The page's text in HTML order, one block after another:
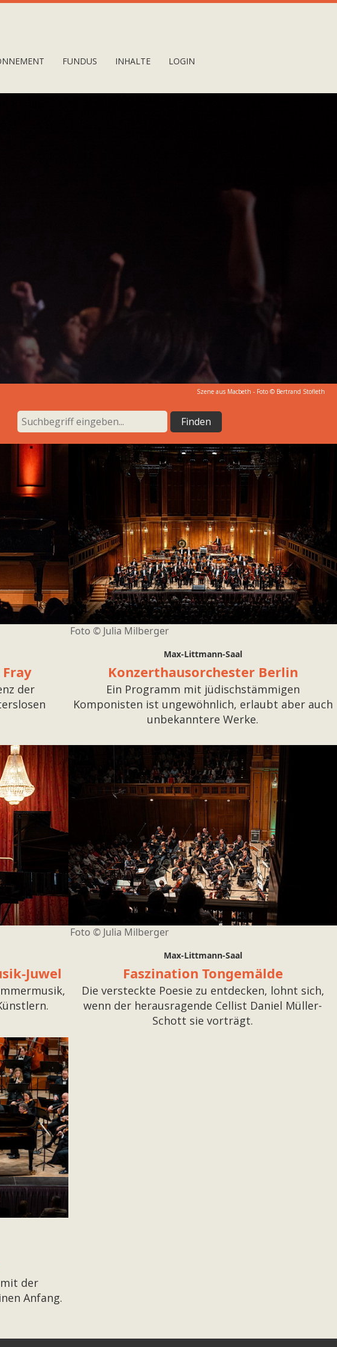
FUNDUS INHALTE LOGIN
Szene aus Macbeth - Foto © Bertrand Stofleth
der
Foto © Julia Milberger
Max-Littmann-Saal
Konzerthausorchester Berlin
Ein Programm mit jüdischstämmigen
Komponisten ist ungewöhnlich, erlaubt aber auch
unbekanntere Werke.
Juwel
Foto © Julia Milberger
Max-Littmann-Saal
Faszination Tongemälde
Die versteckte Poesie zu entdecken, lohnt sich,
wenn der herausragende Cellist Daniel Müller-
Schott sie vorträgt.
der
Anfang.